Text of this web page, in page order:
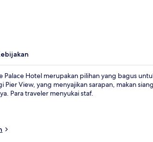
Palace Hotel merupakan pilihan yang bagus
View, yang menyajikan sarapan, makan
Para traveler menyukai staf.